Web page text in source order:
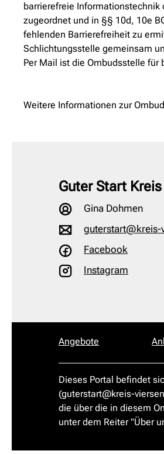
barrierefreie
zugeordnet und in §§ 10d, 10e
fehlenden Barrierefreiheit zu
Schlichtungsstelle gemeinsam
Per Mail ist die Ombudsstelle für
Weitere Informationen zur
Guter Start
Gina Dohmen
guterstart@kreis-
Facebook
Instagram
Angebote
Dieses Portal befindet
(guterstart@kreis-
die über die in diesem
unter dem Reiter "Über